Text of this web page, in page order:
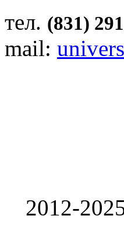
тел. (831)
mail:
2012-